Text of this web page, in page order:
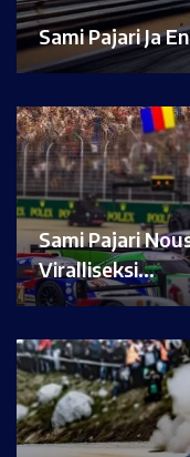
Sami Pajari Ja
Sami Pajari
Viralliseksi…